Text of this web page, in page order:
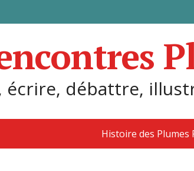
écrire, débattre,
Histoire des Plumes